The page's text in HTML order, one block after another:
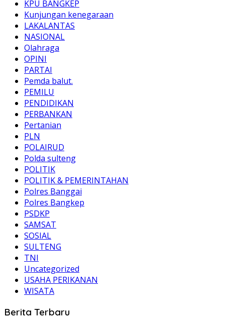
KPU BANGKEP
Kunjungan kenegaraan
LAKALANTAS
NASIONAL
Olahraga
OPINI
PARTAI
Pemda balut.
PEMILU
PENDIDIKAN
PERBANKAN
Pertanian
PLN
POLAIRUD
Polda sulteng
POLITIK
POLITIK & PEMERINTAHAN
Polres Banggai
Polres Bangkep
PSDKP
SAMSAT
SOSIAL
SULTENG
TNI
Uncategorized
USAHA PERIKANAN
WISATA
Berita Terbaru